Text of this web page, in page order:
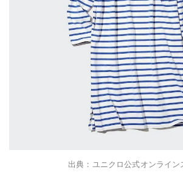
出典：ユニクロ公式オンライン